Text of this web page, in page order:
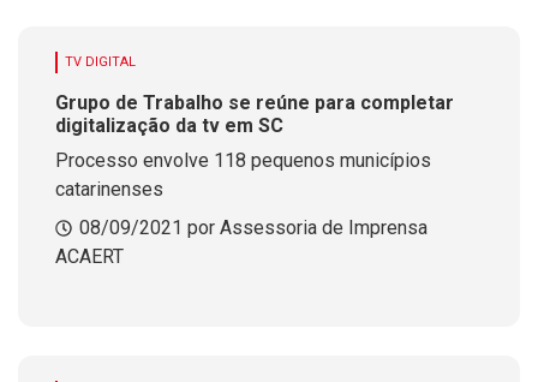
TV DIGITAL
Grupo de Trabalho se reúne para completar
digitalização da tv em SC
Processo envolve 118 pequenos municípios
catarinenses
08/09/2021 por Assessoria de Imprensa
ACAERT